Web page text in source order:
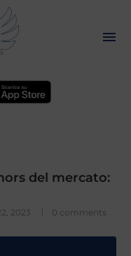
del mercato:
2023 0 comments